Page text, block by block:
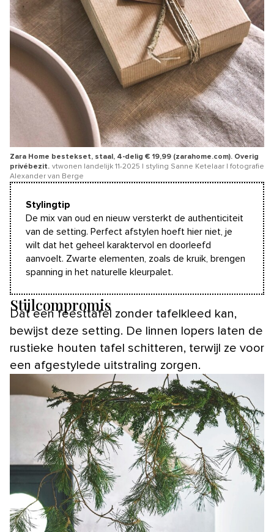
Zara Home bestekset, staal, 4-delig € 19,99 (zarahome.com). Overig
privébezit. vtwonen landelijk 11-2025 | styling Sanne Ketelaar | fotografie
Alexander van Berge
Stylingtip
De mix van oud en nieuw versterkt de authenticiteit
van de setting. Perfect afstylen hoeft hier niet, je
wilt dat het geheel karaktervol en doorleefd
aanvoelt. Zwarte elementen, zoals de kruik, brengen
spanning in het naturelle kleurpalet.
Stijlcompromis
Dat een feesttafel zonder tafelkleed kan,
bewijst deze setting. De linnen lopers laten de
rustieke houten tafel schitteren, terwijl ze voor
een afgestylede uitstraling zorgen.